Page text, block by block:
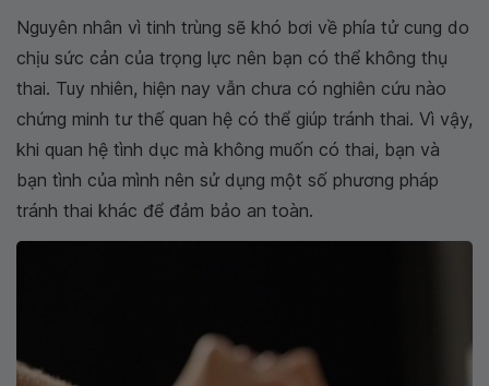
Nguyên nhân vì tinh trùng sẽ khó bơi về phía tử cung do
chịu sức cản của trọng lực nên bạn có thể không thụ
thai. Tuy nhiên, hiện nay vẫn chưa có nghiên cứu nào
chứng minh tư thế quan hệ có thể giúp tránh thai. Vì vậy,
khi quan hệ tình dục mà không muốn có thai, bạn và
bạn tình của mình nên sử dụng một số phương pháp
tránh thai khác để đảm bảo an toàn.